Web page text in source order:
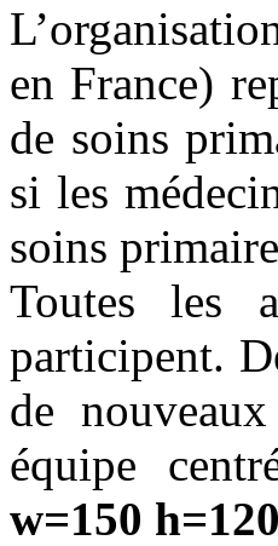
en France)
de soins
si les
soins
Toutes les
participent.
de
équipe
w=150